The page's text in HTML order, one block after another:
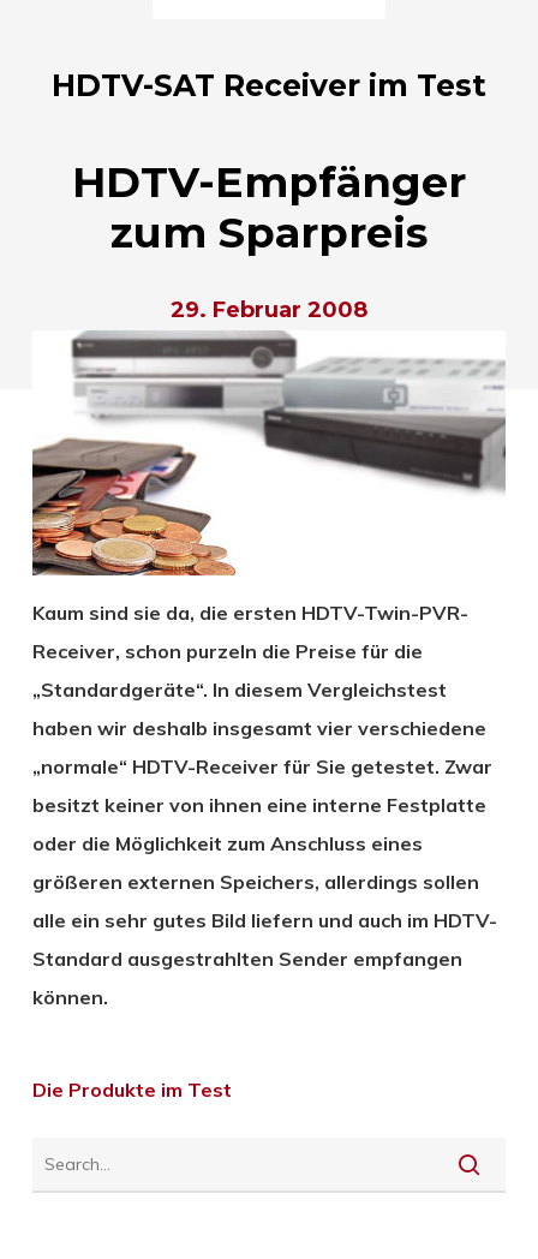
HDTV-SAT Receiver im Test
HDTV-Empfänger
zum Sparpreis
29. Februar 2008
Kaum sind sie da, die ersten HDTV-Twin-PVR-
Receiver, schon purzeln die Preise für die
„Standardgeräte“. In diesem Vergleichstest
haben wir deshalb insgesamt vier verschiedene
„normale“ HDTV-Receiver für Sie getestet. Zwar
besitzt keiner von ihnen eine interne Festplatte
oder die Möglichkeit zum Anschluss eines
größeren externen Speichers, allerdings sollen
alle ein sehr gutes Bild liefern und auch im HDTV-
Standard ausgestrahlten Sender empfangen
können.
Die Produkte im Test